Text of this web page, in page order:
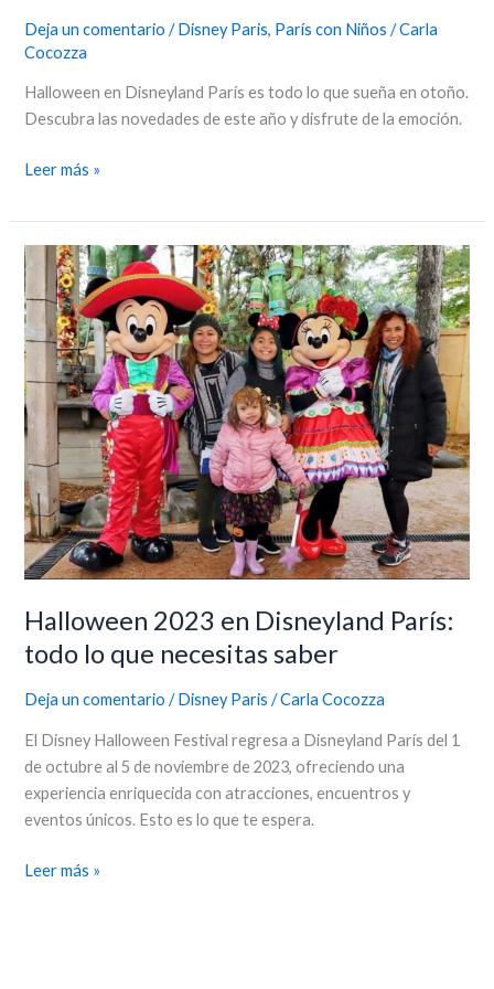
Deja un comentario /Disney Paris, París con Niños /Carla
Cocozza
Halloween en Disneyland París es todo lo que sueña en otoño.
Descubra las novedades de este año y disfrute de la emoción.
Leer más »
Halloween 2023 en Disneyland París:
todo lo que necesitas saber
Deja un comentario /Disney Paris /Carla Cocozza
El Disney Halloween Festival regresa a Disneyland París del 1
de octubre al 5 de noviembre de 2023, ofreciendo una
experiencia enriquecida con atracciones, encuentros y
eventos únicos. Esto es lo que te espera.
Halloween
2023
en
Disneyland
París:
todo
lo
que
necesitas
saber
Leer más »